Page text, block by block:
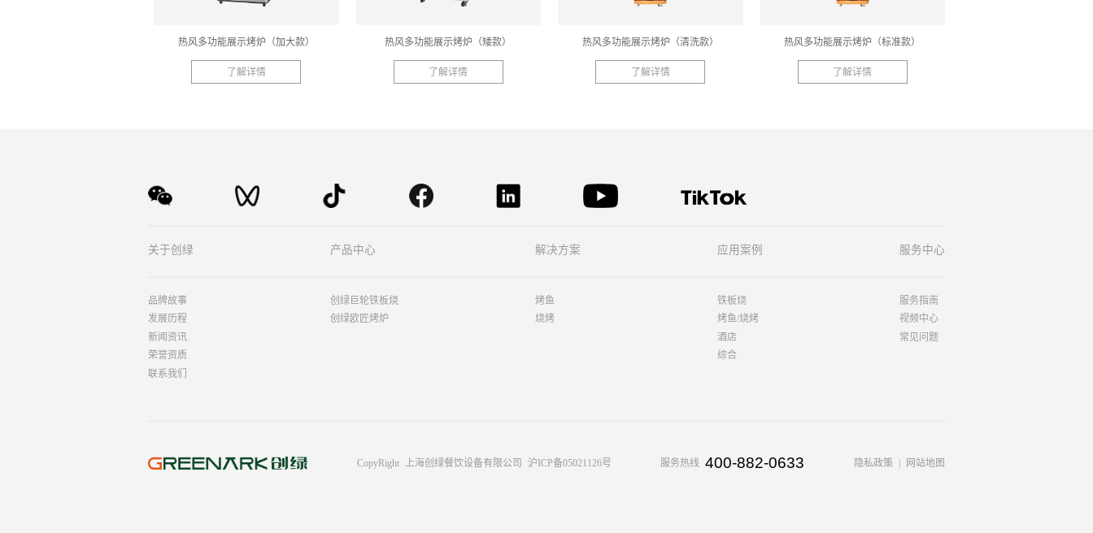
热风多功能展示烤炉（加大款）
了解详情
热风多功能展示烤炉（矮款）
了解详情
热风多功能展示烤炉（清洗款）
了解详情
热风多功能展示烤炉（标准款）
了解详情
关于创绿
品牌故事
发展历程
新闻资讯
荣誉资质
联系我们
产品中心
创绿巨轮铁板烧
创绿欧匠烤炉
解决方案
烤鱼
烧烤
应用案例
铁板烧
烤鱼/烧烤
酒店
综合
服务中心
服务指南
视频中心
常见问题
CopyRight 上海创绿餐饮设备有限公司 沪ICP备05021126号 服务热线 400-882-0633 隐私政策 网站地图